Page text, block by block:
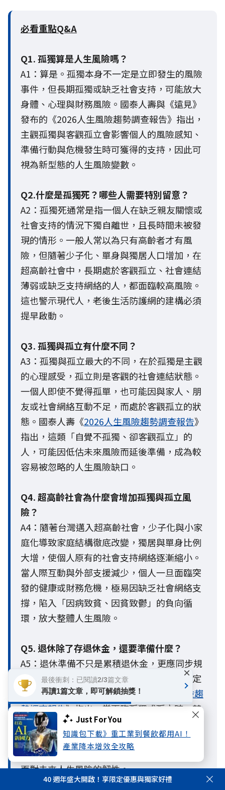
Just For You
知識包下載》重工業到餐飲都用AI！
產業降本增效全攻略
必看重點Q&A
Q1. 孤獨算是人生風險嗎？
A1：算是。孤獨本身不一定是立即發生的風險
事件，但長期孤獨或缺乏社會支持，可能放大
身體、心理與財務風險。國泰人壽與《遠見》
發布的《2026人生風險趨勢調查報告》指出，
主觀孤獨與客觀孤立會影響個人的風險感知、
準備行動與危機發生時可獲得的支持，因此可
視為新型態的人生風險變數。
Q2.什麼是孤獨死？哪些人需要特別留意？
A2：孤獨死通常是指一個人在缺乏親友關懷或
社會支持的情況下獨自離世，且長時間未被發
現的情形。一般人常以為只有高齡者才有風
險，但隨著少子化、單身與獨居人口增加，在
超高齡社會中，長期處於客觀孤立、社會連結
薄弱或缺乏支持網絡的人，都面臨較高風險。
這也警示現代人，老後生活防護網的建構必須
提早啟動。
Q3. 孤獨與孤立有什麼不同？
A3：孤獨與孤立最大的不同，在於孤獨是主觀
的心理感受，孤立則是客觀的社會連結狀態。
一個人即使不覺得孤單，也可能因與家人、朋
友或社會網絡互動不足，而處於客觀孤立的狀
態。國泰人壽《2026人生風險趨勢調查報告》
指出，這類「自覺不孤獨、卻客觀孤立」的
人，可能因低估未來風險而延後準備，成為較
容易被忽略的人生風險缺口。
Q4. 超高齡社會為什麼會增加孤獨與孤立風
險？
A4：隨著台灣邁入超高齡社會，少子化與小家
庭化導致家庭結構徹底改變，獨居與單身比例
大增，使個人原有的社會支持網絡逐漸縮小。
當人際互動與外部支援減少，個人一旦面臨突
發的健康或財務危機，極易因缺乏社會網絡支
撐，陷入「因病致貧、因貧致鬱」的負向循
環，放大整體人生風險。
Q5. 退休除了存退休金，還要準備什麼？
A5：退休準備不只是累積退休金，更應同步規
劃健康管理、醫療與長照需求，以及建立穩定
的社會支持網絡。國泰人壽《 2026人生風險趨
勢調查報告》指出，當面臨孤獨或孤立時，若
缺乏完善的準備與支持系統，身體、心理與財
務風險都可能被放大。因此，退休準備應從財
務、健康與社會連結三個面向及早布局，提升
面對未來人生風險的韌性。
40 週年盛大開啟！享限定優惠與獨家好禮
最後衝刺：已閱讀2/3篇文章
再讀1篇文章，即可解鎖抽獎！
×